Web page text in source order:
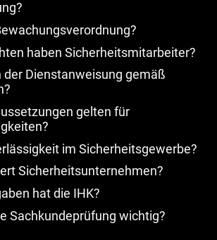
haben Sicherheitsmitarbeiter?
der Dienstanweisung gemäß
gelten für
im Sicherheitsgewerbe?
Sicherheitsunternehmen?
hat die IHK?
Sachkundeprüfung wichtig?